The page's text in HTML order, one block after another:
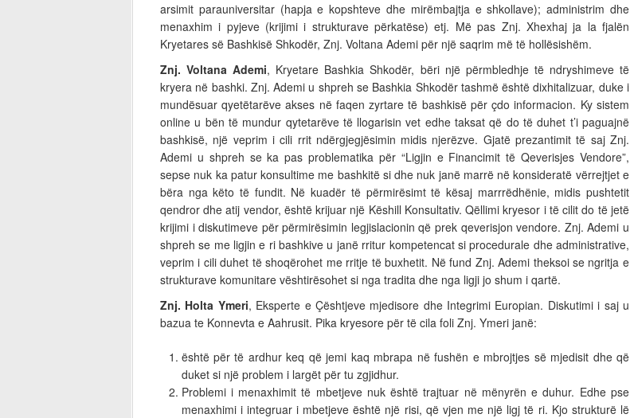
arsimit parauniversitar (hapja e kopshteve dhe mirëmbajtja e shkollave); administrim dhe
menaxhim i pyjeve (krijimi i strukturave përkatëse) etj. Më pas Znj. Xhexhaj ja la fjalën
Kryetares së Bashkisë Shkodër, Znj. Voltana Ademi për një saqrim më të hollësishëm.
Znj. Voltana Ademi, Kryetare Bashkia Shkodër, bëri një përmbledhje të ndryshimeve të
kryera në bashki. Znj. Ademi u shpreh se Bashkia Shkodër tashmë është dixhitalizuar, duke i
mundësuar qyetëtarëve akses në faqen zyrtare të bashkisë për çdo informacion. Ky sistem
online u bën të mundur qytetarëve të llogarisin vet edhe taksat që do të duhet t’i paguajnë
bashkisë, një veprim i cili rrit ndërgjegjësimin midis njerëzve. Gjatë prezantimit të saj Znj.
Ademi u shpreh se ka pas problematika për “Ligjin e Financimit të Qeverisjes Vendore”,
sepse nuk ka patur konsultime me bashkitë si dhe nuk janë marrë në konsideratë vërrejtjet e
bëra nga këto të fundit. Në kuadër të përmirësimt të kësaj marrrëdhënie, midis pushtetit
qendror dhe atij vendor, është krijuar një Këshill Konsultativ. Qëllimi kryesor i të cilit do të jetë
krijimi i diskutimeve për përmirësimin legjislacionin që prek qeverisjon vendore. Znj. Ademi u
shpreh se me ligjin e ri bashkive u janë rritur kompetencat si procedurale dhe administrative,
veprim i cili duhet të shoqërohet me rritje të buxhetit. Në fund Znj. Ademi theksoi se ngritja e
strukturave komunitare vështirësohet si nga tradita dhe nga ligji jo shum i qartë.
Znj. Holta Ymeri, Eksperte e Çështjeve mjedisore dhe Integrimi Europian. Diskutimi i saj u
bazua te Konnevta e Aahrusit. Pika kryesore për të cila foli Znj. Ymeri janë:
është për të ardhur keq që jemi kaq mbrapa në fushën e mbrojtjes së mjedisit dhe që
duket si një problem i largët për tu zgjidhur.
Problemi i menaxhimit të mbetjeve nuk është trajtuar në mënyrën e duhur. Edhe pse
menaxhimi i integruar i mbetjeve është një risi, që vjen me një ligj të ri. Kjo strukturë lë